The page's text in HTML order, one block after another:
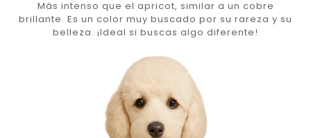
Más intenso que el apricot, similar a un cobre
brillante. Es un color muy buscado por su rareza y su
belleza. ¡Ideal si buscas algo diferente!